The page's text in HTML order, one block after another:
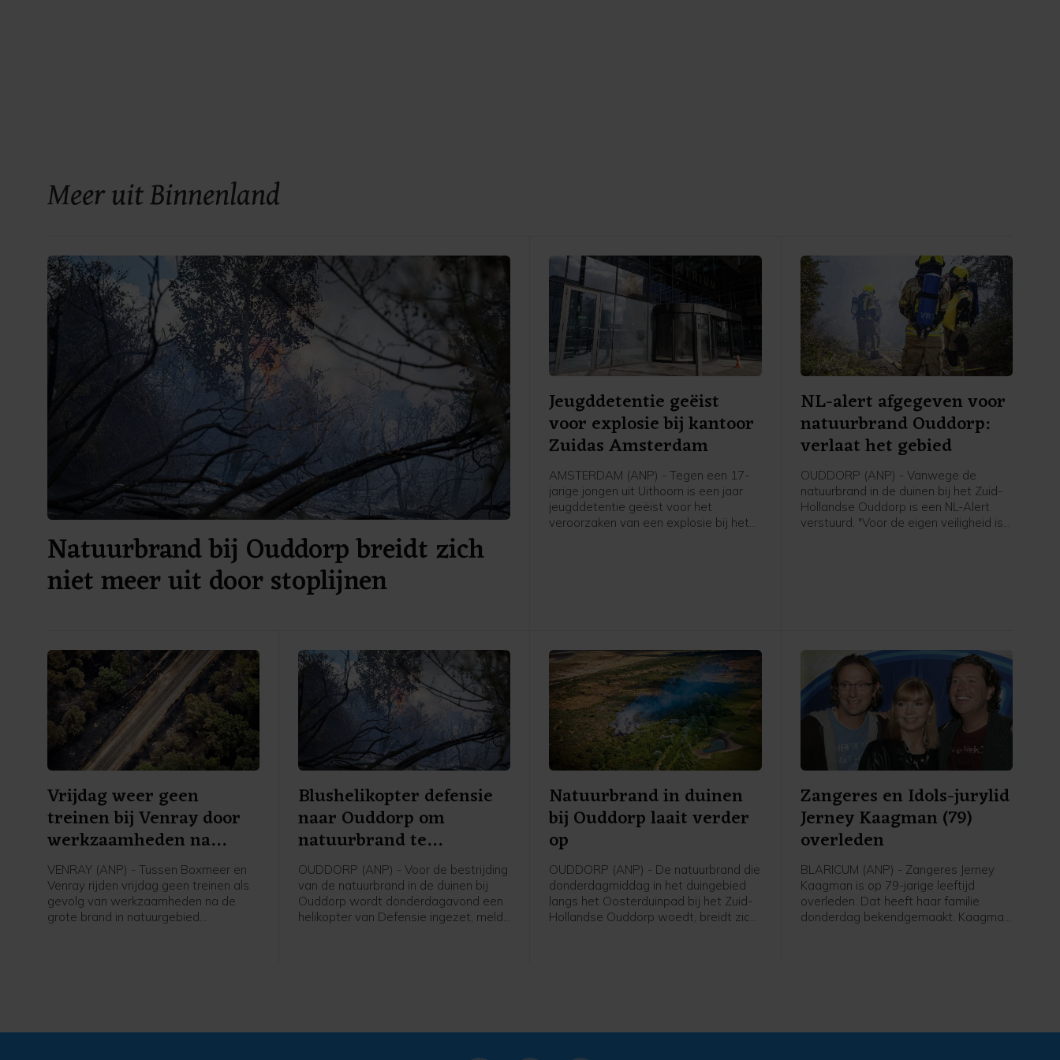
Meer uit Binnenland
Natuurbrand bij Ouddorp breidt zich
niet meer uit door stoplijnen
Jeugddetentie geëist
voor explosie bij kantoor
Zuidas Amsterdam
AMSTERDAM (ANP) - Tegen een 17-
jarige jongen uit Uithoorn is een jaar
jeugddetentie geëist voor het
veroorzaken van een explosie bij het
NL-alert afgegeven voor
natuurbrand Ouddorp:
verlaat het gebied
OUDDORP (ANP) - Vanwege de
natuurbrand in de duinen bij het Zuid-
Hollandse Ouddorp is een NL-Alert
verstuurd. "Voor de eigen veiligheid is
Vrijdag weer geen
treinen bij Venray door
werkzaamheden na
brand
VENRAY (ANP) - Tussen Boxmeer en
Venray rijden vrijdag geen treinen als
gevolg van werkzaamheden na de
grote brand in natuurgebied
Blushelikopter defensie
naar Ouddorp om
natuurbrand te
bestrijden
OUDDORP (ANP) - Voor de bestrijding
van de natuurbrand in de duinen bij
Ouddorp wordt donderdagavond een
helikopter van Defensie ingezet, meldt
Natuurbrand in duinen
bij Ouddorp laait verder
op
OUDDORP (ANP) - De natuurbrand die
donderdagmiddag in het duingebied
langs het Oosterduinpad bij het Zuid-
Hollandse Ouddorp woedt, breidt zich
Zangeres en Idols-jurylid
Jerney Kaagman (79)
overleden
BLARICUM (ANP) - Zangeres Jerney
Kaagman is op 79-jarige leeftijd
overleden. Dat heeft haar familie
donderdag bekendgemaakt. Kaagman